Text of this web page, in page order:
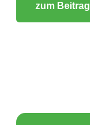
zum Beitrag